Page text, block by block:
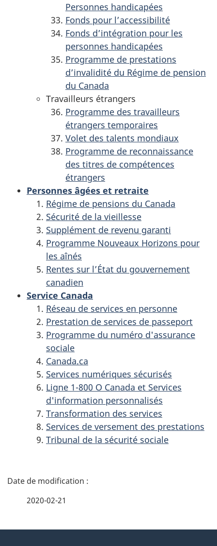
Personnes handicapées
Fonds pour l’accessibilité
Fonds d’intégration pour les
personnes handicapées
Programme de prestations
d’invalidité du Régime de pension
du Canada
Travailleurs étrangers
Programme des travailleurs
étrangers temporaires
Volet des talents mondiaux
Programme de reconnaissance
des titres de compétences
étrangers
Personnes âgées et retraite
Régime de pensions du Canada
Sécurité de la vieillesse
Supplément de revenu garanti
Programme Nouveaux Horizons pour
les aînés
Rentes sur l’État du gouvernement
canadien
Service Canada
Réseau de services en personne
Prestation de services de passeport
Programme du numéro d'assurance
sociale
Canada.ca
Services numériques sécurisés
Ligne 1-800 O Canada et Services
d'information personnalisés
Transformation des services
Services de versement des prestations
Tribunal de la sécurité sociale
D
2020-02-21